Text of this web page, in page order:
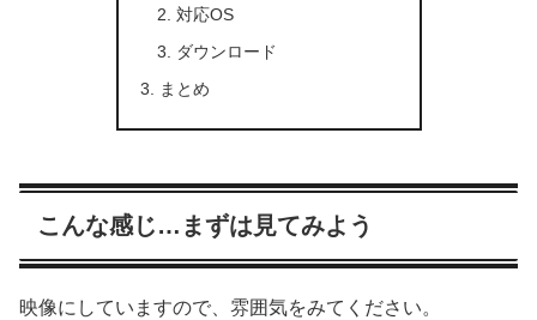
対応OS
ダウンロード
まとめ
こんな感じ…まずは見てみよう
映像にしていますので、雰囲気をみてください。